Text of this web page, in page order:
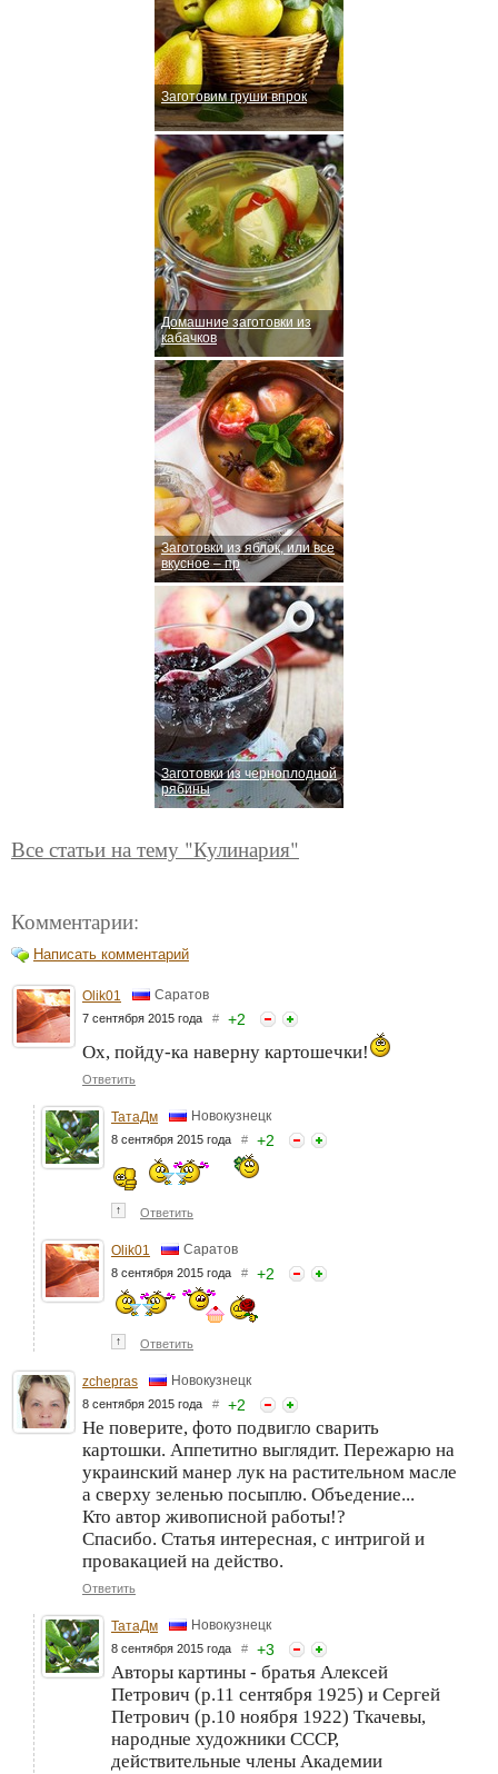
Заготовим груши впрок
Домашние заготовки из
кабачков
Заготовки из яблок, или все
вкусное – пр
Заготовки из черноплодной
рябины
Все статьи на тему "Кулинария"
Комментарии:
Написать комментарий
Olik01 Саратов
7 сентября 2015 года # +2
Ох, пойду-ка наверну картошечки!
Ответить
ТатаДм Новокузнецк
8 сентября 2015 года # +2
↑ Ответить
Olik01 Саратов
8 сентября 2015 года # +2
↑ Ответить
zchepras Новокузнецк
8 сентября 2015 года # +2
Не поверите, фото подвигло сварить
картошки. Аппетитно выглядит. Пережарю на
украинский манер лук на растительном масле
а сверху зеленью посыплю. Объедение...
Кто автор живописной работы!?
Спасибо. Статья интересная, с интригой и
провакацией на действо.
Ответить
ТатаДм Новокузнецк
8 сентября 2015 года # +3
Авторы картины - братья Алексей
Петрович (р.11 сентября 1925) и Сергей
Петрович (р.10 ноября 1922) Ткачевы,
народные художники СССР,
действительные члены Академии